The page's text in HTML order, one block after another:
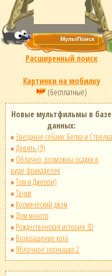
Расширенный поиск
Картинки на мобилку
(бесплатные)
Новые мультфильмы в базе
данных:
Звёздные собаки: Белка и Стрелка
Девять (9)
Облачно, возможны осадки в
виде фрикаделек
Том и Джерри)
Тачки
Космический джэм
Дом монстр
Рождественская история 3D
Возвращение кота
Яблочное зернышко 2